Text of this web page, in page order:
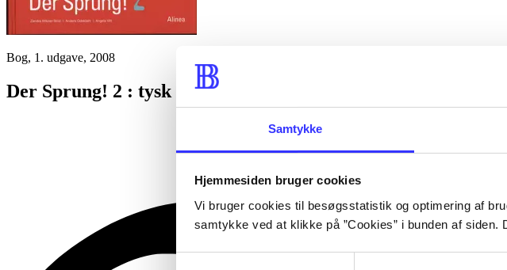
Samtykke
Hjemmesiden bruger cookies
Vi bruger cookies til besøgsstatistik og optimering af
samtykke ved at klikke på ”Cookies” i bunden af
Bog, 1. udgave, 2008
Der Sprung! 2 : tysk i 7. klasse : Textbuch